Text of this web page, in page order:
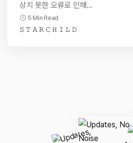
상치 못한 오류로 인해…
5 Min Read
𝚂 𝚃 𝙰 𝚁 𝙲 𝙷 𝙸 𝙻 𝙳